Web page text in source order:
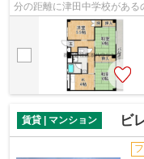
分の距離に津田中学校があ
も快適です♪この物件は駅ま
賃貸 | マンション ビ